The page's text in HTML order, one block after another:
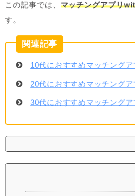
この記事では、 マッチングアプリ
す。
10代におすすめマッチングア
20代におすすめマッチングア
30代におすすめマッチングア